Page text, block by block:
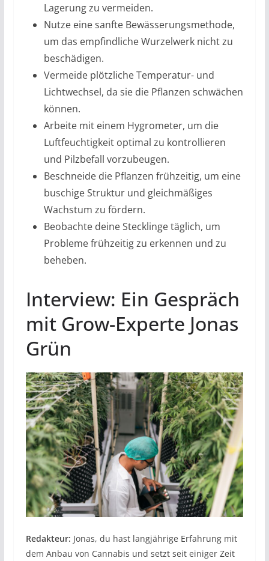
Lagerung zu vermeiden.
Nutze eine sanfte Bewässerungsmethode,
um das empfindliche Wurzelwerk nicht zu
beschädigen.
Vermeide plötzliche Temperatur- und
Lichtwechsel, da sie die Pflanzen schwächen
können.
Arbeite mit einem Hygrometer, um die
Luftfeuchtigkeit optimal zu kontrollieren
und Pilzbefall vorzubeugen.
Beschneide die Pflanzen frühzeitig, um eine
buschige Struktur und gleichmäßiges
Wachstum zu fördern.
Beobachte deine Stecklinge täglich, um
Probleme frühzeitig zu erkennen und zu
beheben.
Interview: Ein Gespräch
mit Grow-Experte Jonas
Grün
Redakteur: Jonas, du hast langjährige Erfahrung mit
dem Anbau von Cannabis und setzt seit einiger Zeit